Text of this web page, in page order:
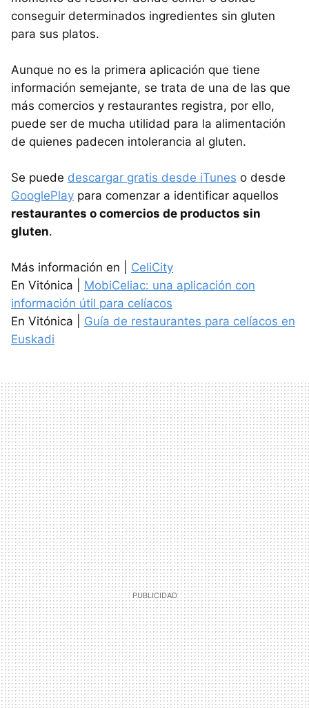
conseguir determinados ingredientes sin gluten
para sus platos.
Aunque no es la primera aplicación que tiene
información semejante, se trata de una de las que
más comercios y restaurantes registra, por ello,
puede ser de mucha utilidad para la alimentación
de quienes padecen intolerancia al gluten.
Se puede descargar gratis desde iTunes o desde
GooglePlay para comenzar a identificar aquellos
restaurantes o comercios de productos sin
gluten.
Más información en | CeliCity
En Vitónica | MobiCeliac: una aplicación con
información útil para celíacos
En Vitónica | Guía de restaurantes para celíacos en
Euskadi